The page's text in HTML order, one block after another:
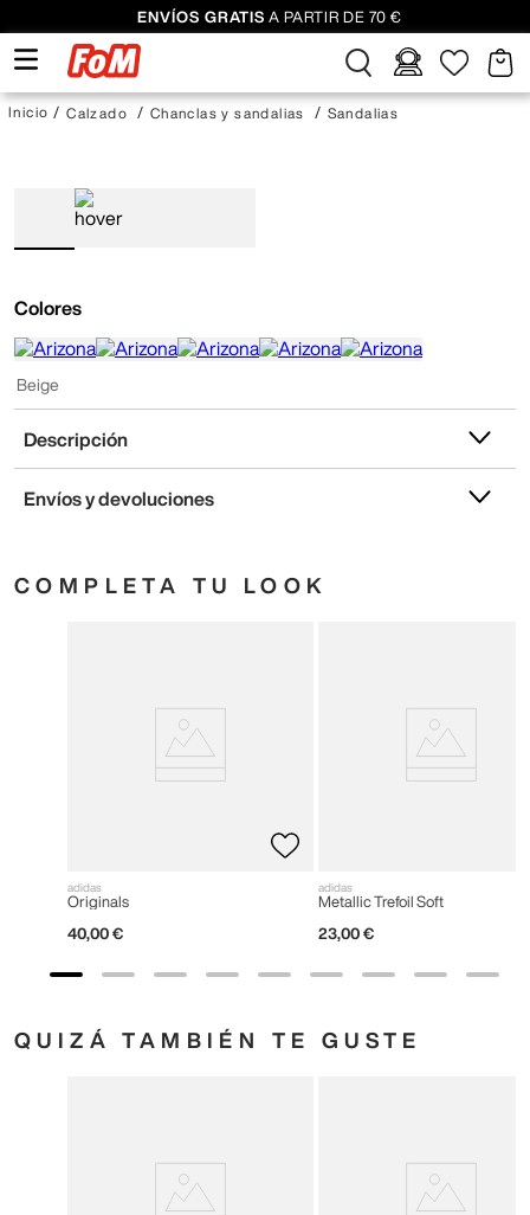
ENVÍOS GRATIS A PARTIR DE 70 €
Calzado Chanclas y sandalias Sandalias
Colores
Beige
Descripción
Envíos y devoluciones
COMPLETA TU LOOK
adidas
Originals
40,00 €
adidas
Metallic Trefoil Soft
23,00 €
QUIZÁ TAMBIÉN TE GUSTE